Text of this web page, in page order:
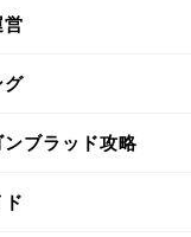
営
グ
ブラッド攻略